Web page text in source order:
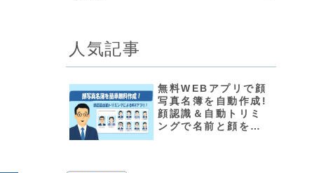
人気記事
無料WEBアプリで顔
写真名簿を自動作成!
顔認識＆自動トリミ
ングで名前と顔を覚